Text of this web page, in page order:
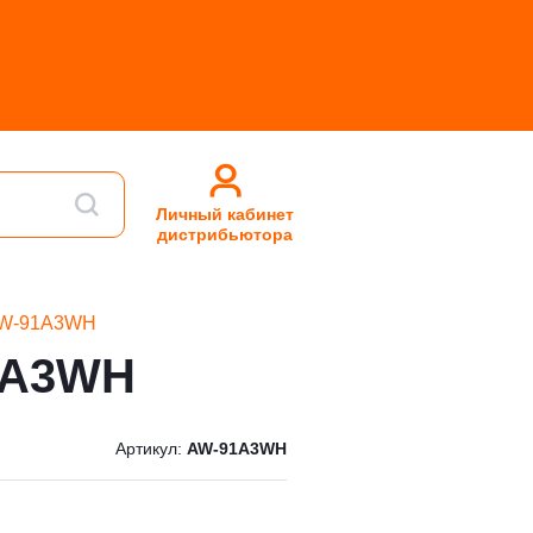
Личный кабинет
дистрибьютора
91A3WH
Артикул: AW-91A3WH